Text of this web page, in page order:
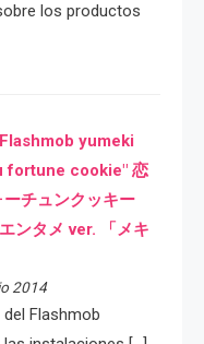
los productos
yumeki
fortune cookie" 恋
チュンクッキー
ンタメ ver. 「メキ
2014
Flashmob